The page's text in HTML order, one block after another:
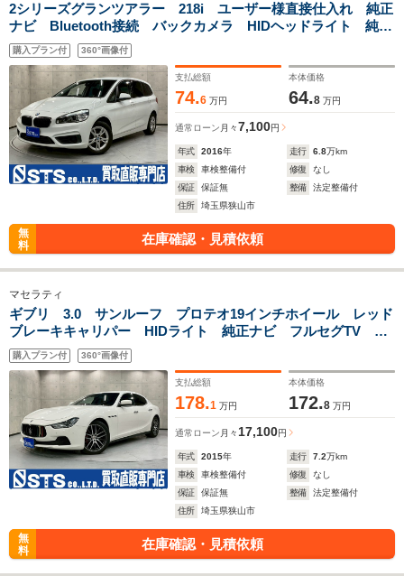
2シリーズグランツアラー 218i ユーザー様直接仕入れ 純正
ナビ Bluetooth接続 バックカメラ HIDヘッドライト 純正
16インチAW ステアスイッチ オートクルーズ Aライト ド
ラレコ Pスタート リモコンキー ETC車載器
購入プラン付 360°画像付
支払総額
74.6 万円
本体価格
64.8 万円
通常ローン 月々7,100円
年式 2016年 走行 6.8万km
車検
車検整備付 修復
なし
保証
保証無 整備
法定整備付
住所
埼玉県狭山市
無
料
在庫確認・見積依頼
マセラティ
ギブリ 3.0 サンルーフ プロテオ19インチホイール レッド
ブレーキキャリパー HIDライト 純正ナビ フルセグTV BT
接続 バックカメラ 赤革シート パワーシート シートヒー
ター デジタルインナーミラー ETC
購入プラン付 360°画像付
支払総額
178.1 万円
本体価格
172.8 万円
通常ローン 月々 17,100円
年式 2015年 走行 7.2万km
車検
車検整備付 修復
なし
保証
保証無 整備
法定整備付
住所
埼玉県狭山市
無
料
在庫確認・見積依頼